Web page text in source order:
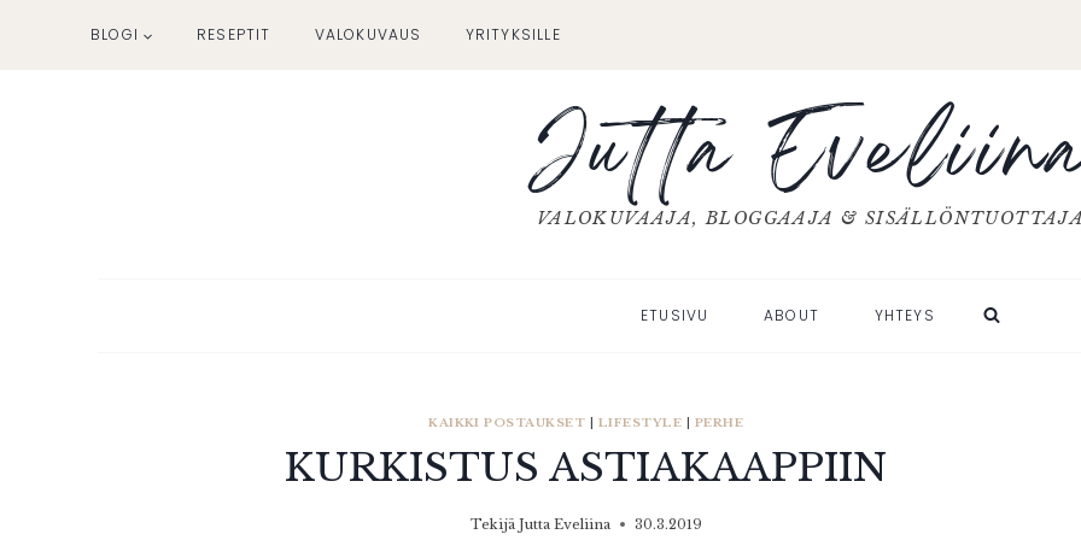
BLOGI RESEPTIT VALOKUVAUS YRITYKSILLE
Jutta
VALOKUVAAJA, BLOGGAAJA &
ETUSIVU ABOUT YHTEYS
KAIKKI POSTAUKSET | LIFESTYLE | PERHE
KURKISTUS ASTIAKAAPPIIN
Tekijä Jutta Eveliina 30.3.2019